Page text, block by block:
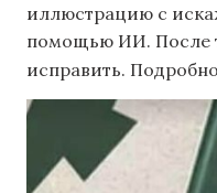
иллюстрацию с
помощью ИИ. После
исправить.